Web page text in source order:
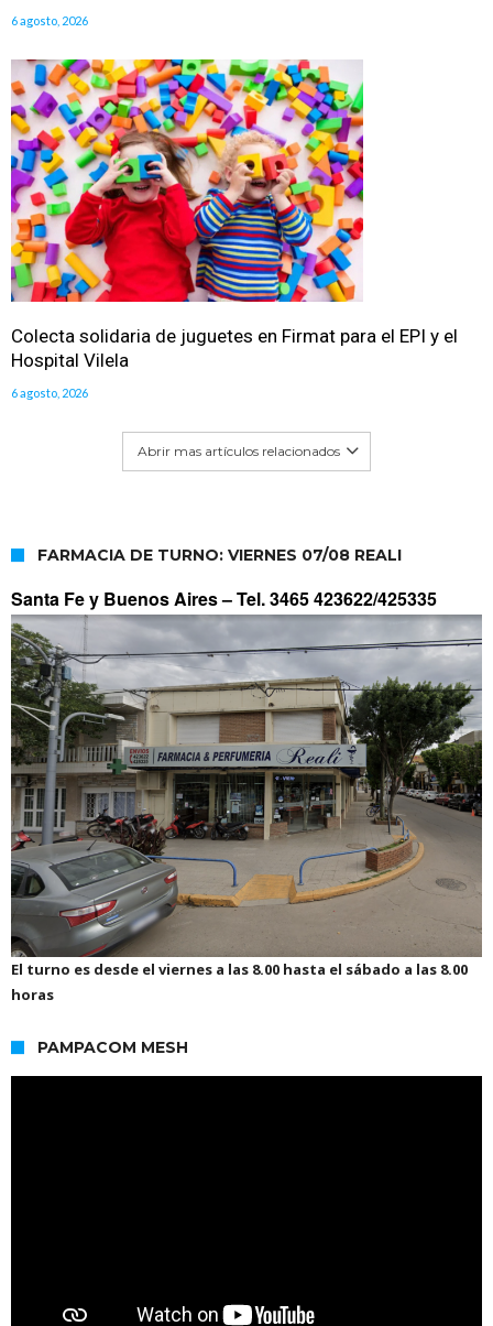
6 agosto, 2026
Colecta solidaria de juguetes en Firmat para el EPI y el
Hospital Vilela
6 agosto, 2026
Abrir mas artículos relacionados
FARMACIA DE TURNO: VIERNES 07/08 REALI
Santa Fe y Buenos Aires –Tel. 3465 423622/425335
El turno es desde el viernes a las 8.00 hasta el sábado a las 8.00
horas
PAMPACOM MESH